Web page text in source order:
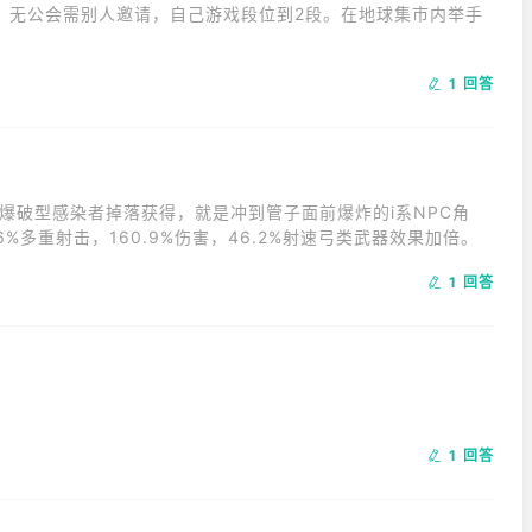
公会需别人邀请，自己游戏段位到2段。在地球集市内举手
1 回答
破型感染者掉落获得，就是冲到管子面前爆炸的i系NPC角
多重射击，160.9%伤害，46.2%射速弓类武器效果加倍。
1 回答
1 回答